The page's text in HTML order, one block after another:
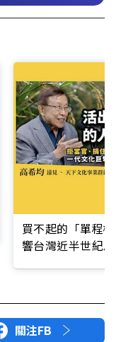
買不起的「單程
響台灣近半世紀
關注FB